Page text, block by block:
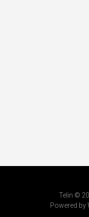
Telin ©
Powered by